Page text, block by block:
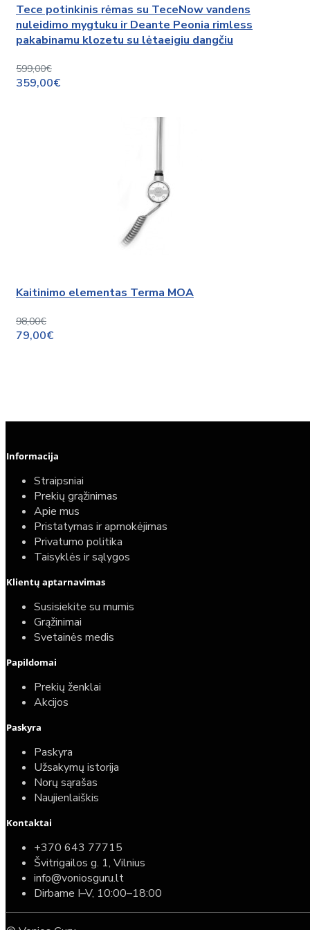
Tece potinkinis rėmas su TeceNow vandens
nuleidimo mygtuku ir Deante Peonia rimless
pakabinamu klozetu su lėtaeigiu dangčiu
599,00€
359,00€
Kaitinimo elementas Terma MOA
98,00€
79,00€
Elektrinio gyvatuko paruošimo paslauga
40,00€
25,00€
Komplektas: Tece potinkinis WC rėmas su baltu
mygtuku + Deante Peonia Rimless klozetas su
Informacija
Straipsniai
Prekių grąžinimas
Apie mus
Pristatymas ir apmokėjimas
Privatumo politika
Taisyklės ir sąlygos
Klientų aptarnavimas
Susisiekite su mumis
Grąžinimai
Svetainės medis
Papildomai
Prekių ženklai
Akcijos
Paskyra
Paskyra
Užsakymų istorija
Norų sąrašas
Naujienlaiškis
Kontaktai
+370 643 77715
Švitrigailos g. 1, Vilnius
info@voniosguru.lt
Dirbame I–V, 10:00–18:00